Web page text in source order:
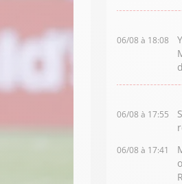
06/08 à 18:08
06/08 à 17:55
06/08 à 17:41